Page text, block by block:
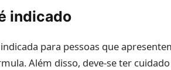
indicado
para pessoas que
Além disso, deve-se ter